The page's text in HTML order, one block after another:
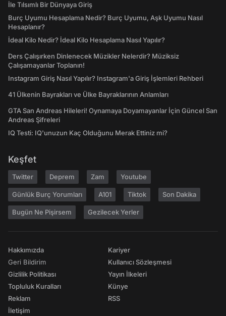
İle Tılsımlı Bir Dünyaya Giriş
Burç Uyumu Hesaplama Nedir? Burç Uyumu, Aşk Uyumu Nasıl
Hesaplanır?
İdeal Kilo Nedir? İdeal Kilo Hesaplama Nasıl Yapılır?
Ders Çalışırken Dinlenecek Müzikler Nelerdir? Müziksiz
Çalışamayanlar Toplanın!
Instagram Giriş Nasıl Yapılır? Instagram'a Giriş İşlemleri Rehberi
41 Ülkenin Bayrakları ve Ülke Bayraklarının Anlamları
GTA San Andreas Hileleri! Oynamaya Doyamayanlar İçin Güncel San
Andreas Şifreleri
IQ Testi: IQ'unuzun Kaç Olduğunu Merak Ettiniz mi?
Keşfet
Twitter Deprem Zam Youtube
Günlük Burç Yorumları A101 Tiktok Son Dakika
Bugün Ne Pişirsem Gezilecek Yerler
Hakkımızda
Geri Bildirim
Gizlilik Politikası
Topluluk Kuralları
Reklam
İletişim
Kariyer
Kullanıcı Sözleşmesi
Yayın İlkeleri
Künye
RSS